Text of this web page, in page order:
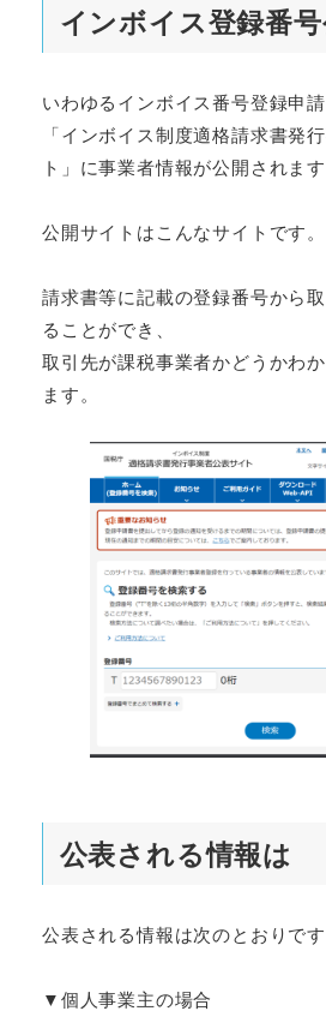
インボイス登録番
いわゆるインボイス番号登録申
「インボイス制度適格請求書発
ト」に事業者情報が公開されます
公開サイトはこんなサイトです。
請求書等に記載の登録番号から
ることができ、
取引先が課税事業者かどうかわ
ます。
公表される情報は
公表される情報は次のとおりです
▼個人事業主の場合